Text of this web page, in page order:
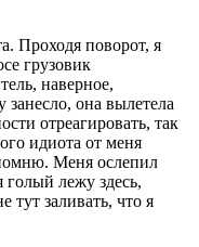
Проходя поворот, я
грузовик
наверное,
она вылетела
отреагировать, так
идиота от меня
Меня ослепил
лежу здесь,
тут заливать, что я